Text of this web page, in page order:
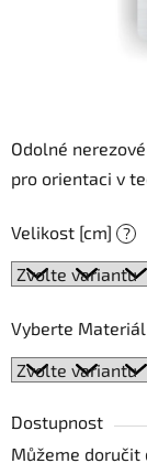
Odolné
pro orientaci v
Velikost [cm] ?
Vyberte Materiál
Dostupnost
Můžeme doručit